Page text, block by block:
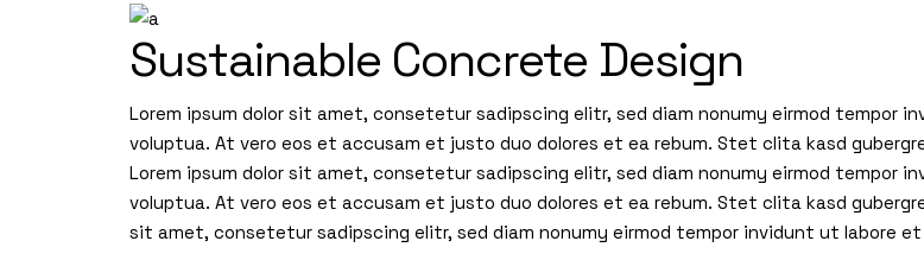
Sustainable Concrete Design
Lorem ipsum dolor sit amet, consetetur sadipscing elitr, sed diam nonumy eirmod tempor
voluptua. At vero eos et accusam et justo duo dolores et ea rebum. Stet clita kasd
Lorem ipsum dolor sit amet, consetetur sadipscing elitr, sed diam nonumy eirmod tempor
voluptua. At vero eos et accusam et justo duo dolores et ea rebum. Stet clita kasd
sit amet, consetetur sadipscing elitr, sed diam nonumy eirmod tempor invidunt ut labore